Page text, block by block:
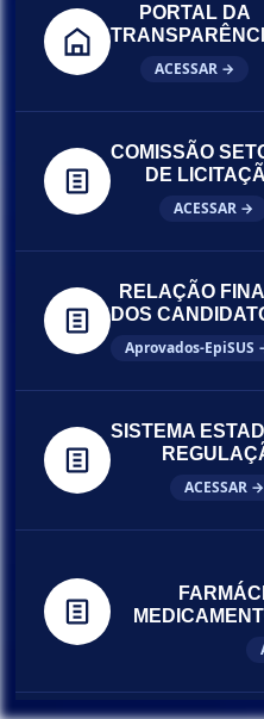
PORTAL DA
ACESSAR →
COMISSÃO
DE
ACESSAR →
RELAÇÃO
DOS
Aprovados-EpiSUS
SISTEMA
ACESSAR →